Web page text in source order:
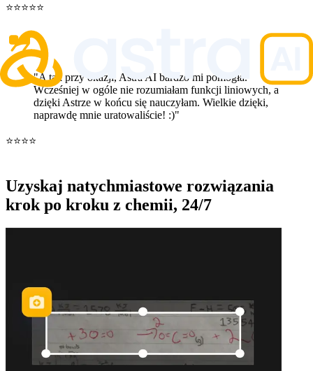
⭐⭐⭐⭐⭐
"A tak przy okazji, Astra AI bardzo mi pomogła.
Wcześniej w ogóle nie rozumiałam funkcji liniowych, a
dzięki Astrze w końcu się nauczyłam. Wielkie dzięki,
naprawdę mnie uratowaliście! :)"
⭐⭐⭐⭐
Uzyskaj natychmiastowe rozwiązania
krok po kroku z chemii, 24/7